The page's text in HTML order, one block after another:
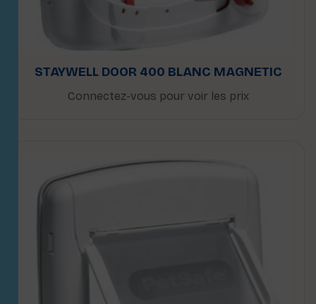
STAYWELL DOOR 400 BLANC MAGNETIC
Connectez-vous pour voir les prix